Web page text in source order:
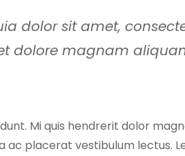
dolor sit amet,
dolore magnam
Mi quis hendrerit dolor
placerat vestibulum lectus.